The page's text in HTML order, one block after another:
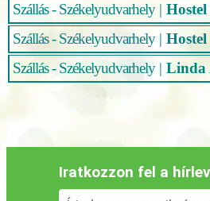
Szállás - Székelyudvarhely|
Szállás - Székelyudvarhely|
Szállás - Székelyudvarhely| Linda
Iratkozzon fel a